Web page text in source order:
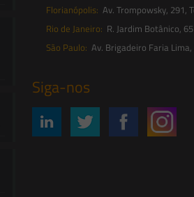
Florianópolis: Av. Trompowsky, 291,
Rio de Janeiro: R. Jardim Botânico,
São Paulo: Av. Brigadeiro Faria
Siga-nos